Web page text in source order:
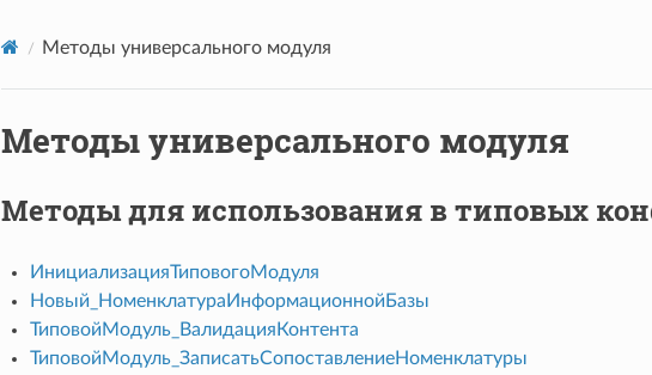
Методы универсального модуля
Методы универсального модуля
Методы для использования в типовых
ИнициализацияТиповогоМодуля
Новый_НоменклатураИнформационнойБазы
ТиповойМодуль_ВалидацияКонтента
ТиповойМодуль_ЗаписатьСопоставлениеНоменклатуры